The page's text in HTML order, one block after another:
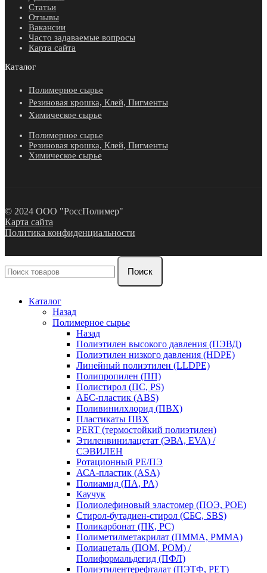
Статьи
Отзывы
Вакансии
Часто задаваемые вопросы
Карта сайта
Каталог
Полимерное сырье
Резиновая крошка, Клей, Пигменты
Химическое сырье
Полимерное сырье
Резиновая крошка, Клей, Пигменты
Химическое сырье
© 2024 ООО "РоссПолимер"
Карта сайта
Политика конфиденциальности
Поиск
Каталог
Назад
Полимерное сырье
Назад
Полиэтилен высокого давления (ПЭВД)
Полиэтилен низкого давления (HDPE)
Линейный полиэтилен (LLDPE)
Полипропилен (ПП)
Полистирол (ПС, PS)
АБС-пластик (ABS)
Поливинилхлорид (ПВХ)
Пластикаты ПВХ
PERT (термостойкий полиэтилен)
Этиленвинилацетат (ЭВА, EVA) /
СЭВИЛЕН
Ротационный PE/ПЭ
АСА-пластик (ASA)
Полиамид (ПА, PA)
Каучук
Полиолефиновый эластомер (ПОЭ, POE)
Стирол-бутадиен-стирол (СБС, SBS)
Поликарбонат (ПК, PC)
Полиметилметакрилат (ПММА, PMMA)
Полиацеталь (ПОМ, POM) /
Полиформальдегид (ПФЛ)
Полиэтилентерефталат (ПЭТФ, PET)